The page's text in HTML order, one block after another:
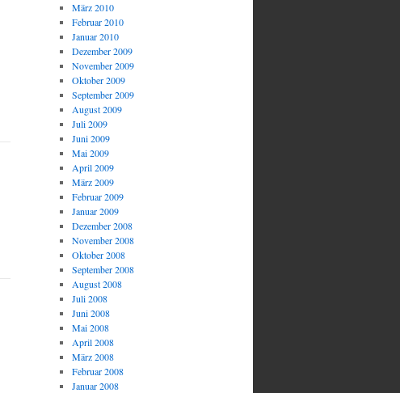
März 2010
Februar 2010
Januar 2010
Dezember 2009
November 2009
Oktober 2009
September 2009
August 2009
Juli 2009
Juni 2009
Mai 2009
April 2009
März 2009
Februar 2009
Januar 2009
Dezember 2008
November 2008
Oktober 2008
September 2008
August 2008
Juli 2008
Juni 2008
Mai 2008
April 2008
März 2008
Februar 2008
Januar 2008